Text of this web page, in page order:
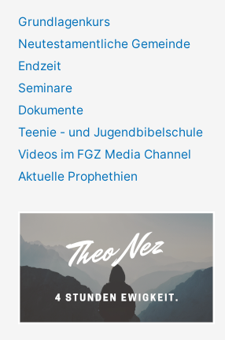
Grundlagenkurs
Neutestamentliche Gemeinde
Endzeit
Seminare
Dokumente
Teenie - und Jugendbibelschule
Videos im FGZ Media Channel
Aktuelle Prophethien